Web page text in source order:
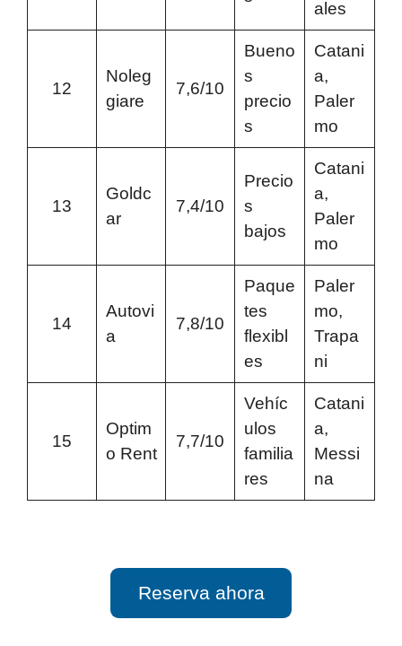
ales
12
Noleg
giare
7,6/10
Bueno
s
precio
s
Catani
a,
Paler
mo
13
Goldc
ar
7,4/10
Precio
s
bajos
Catani
a,
Paler
mo
14
Autovi
a
7,8/10
Paque
tes
flexibl
es
Paler
mo,
Trapa
ni
15
Optim
o Rent
7,7/10
Vehíc
ulos
familia
res
Catani
a,
Messi
na
Reserva ahora